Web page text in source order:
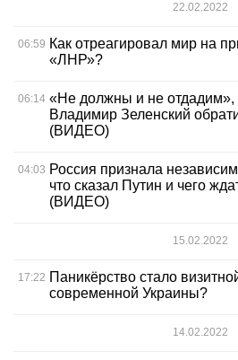
22.02.2022
06:59 Как отреагировал мир на
«ЛНР»?
06:14 «Не должны и не
Владимир Зеленский
(ВИДЕО)
04:03 Россия признала
что сказал Путин и чего
(ВИДЕО)
15.02.2022
17:22 Паникёрство стало
современной Украины?
14.02.2022